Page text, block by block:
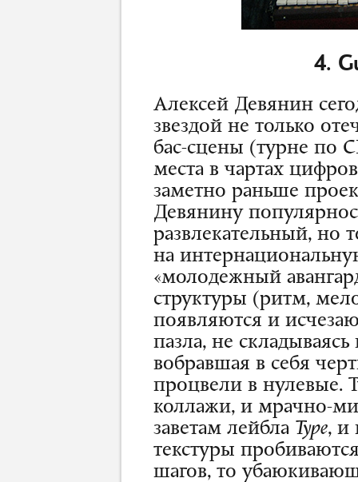
4.
Алексей Девянин
звездой не только
бас-сцены (турне по
места в чартах
заметно раньше
Девянину
развлекательный, но
на
«молодежный
структуры (ритм,
появляются и
пазла, не
вобравшая в себя
процвели в нулевые.
коллажи, и мрачно-
заветам лейбла Type, и
текстуры
шагов, то